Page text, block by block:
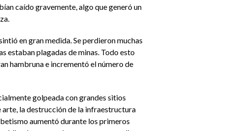
caído gravemente, algo que generó un
en gran medida. Se perdieron muchas
estaban plagadas de minas. Todo esto
hambruna e incrementó el número de
golpeada con grandes sitios
arte, la destrucción de la infraestructura
aumentó durante los primeros